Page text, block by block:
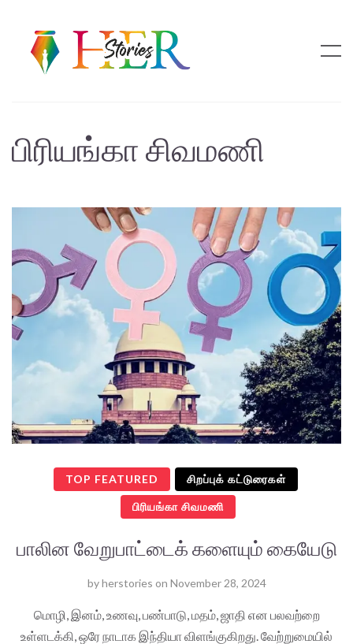
பிரியங்கா சிவமணி
TOP FEATURED சிறப்புக் கட்டுரைகள்
பிரியங்கா சிவமணி
பாலின வேறுபாட்டைக் களையும் கையேடு
byherstories on November 28, 2024
மொழி, இனம், உணவு, பண்பாடு, மதம், ஜாதி என பலவற்றை
உள்ளடக்கி, ஒரே நாடாக இந்தியா விளங்குகிறது. வேற்றுமையில்